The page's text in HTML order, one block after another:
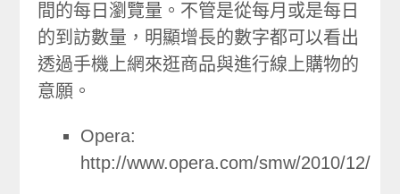
間的每日瀏覽量。不管是從每月或是每日
的到訪數量，明顯增長的數字都可以看出
透過手機上網來逛商品與進行線上購物的
意願。
Opera:
http://www.opera.com/smw/2010/12/